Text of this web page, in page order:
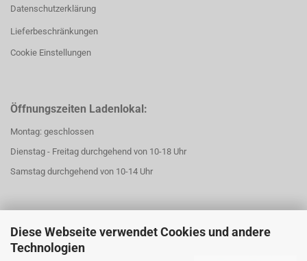
Diese Webseite verwendet Cookies und andere
Technologien
Datenschutzerklärung
Lieferbeschränkungen
Cookie Einstellungen
Öffnungszeiten Ladenlokal:
Montag: geschlossen
Dienstag - Freitag durchgehend von 10-18 Uhr
Samstag durchgehend von 10-14 Uhr